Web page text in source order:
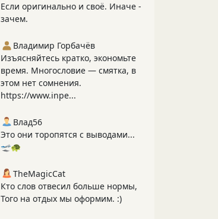
Если оригинально и своё. Иначе -
зачем.
Владимир Горбачёв
Изъясняйтесь кратко, экономьте
время. Многословие — смятка, в
этом нет сомнения.
https://www.inpe...
Влад56
Это они торопятся с выводами...
🛫🐢
TheMagicCat
Кто слов отвесил больше нормы,
Того на отдых мы оформим. :)